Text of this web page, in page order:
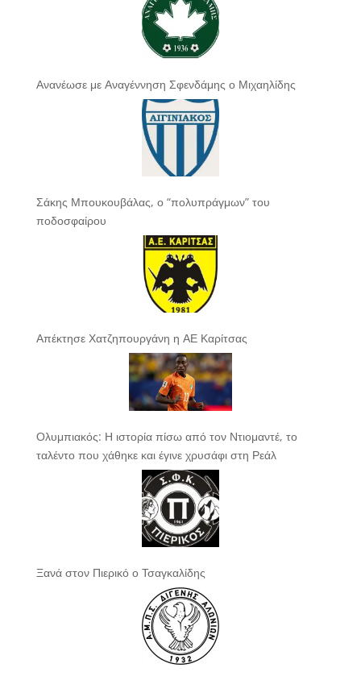
Ανανέωσε με Αναγέννηση Σφενδάμης ο Μιχαηλίδης
Σάκης Μπουκουβάλας, ο “πολυπράγμων” του
ποδοσφαίρου
Απέκτησε Χατζηπουργάνη η ΑΕ Καρίτσας
Ολυμπιακός: Η ιστορία πίσω από τον Ντιομαντέ, το
ταλέντο που χάθηκε και έγινε χρυσάφι στη Ρεάλ
Ξανά στον Πιερικό ο Τσαγκαλίδης